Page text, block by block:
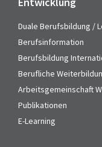
Duale Berufsbildung /
Berufsinformation
Berufsbildung
Berufliche
Arbeitsgemeinschaft
Publikationen
E-Learning